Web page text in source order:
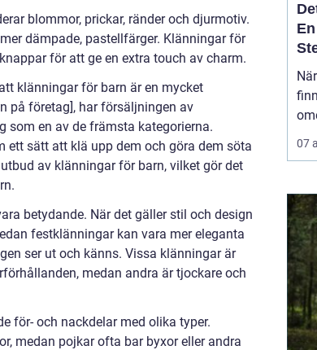
blommor, prickar, ränder och djurmotiv.
dämpade, pastellfärger. Klänningar för
för att ge en extra touch av charm.
klänningar för barn är en mycket
på företag], har försäljningen av
som en av de främsta kategorierna.
sätt att klä upp dem och göra dem söta
av klänningar för barn, vilket gör det
betydande. När det gäller stil och design
festklänningar kan vara mer eleganta
ser ut och känns. Vissa klänningar är
medan andra är tjockare och
för- och nackdelar med olika typer.
medan pojkar ofta bar byxor eller andra
f...
07